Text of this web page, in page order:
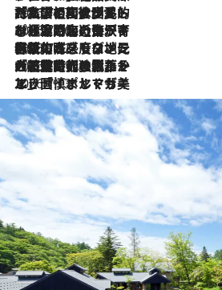
2026.7.27
「私の祖国はポルトガル語です」国民的詩人フェルナンド・ペソアと、彼が愛した文学の街を歩く
2026.7.26
ポルトガル近海が育む極上の海の幸。キリリと冷えた白ワインと愉しむ、シーフード専門店の贅沢
2026.7.22
伝統の味をモダンに昇華。高感度な地元客が集う、リスボンの最旬ガストロノミー
2026.7.21
大航海時代の栄華から、震災、独裁、そして革命へ。ポルトガル・首都リスボンの石畳に刻まれた「歴史の光と影」
2026.7.13
エッセイ・ヤマザキマリ「慎ましくも美しき国 ポルトガル」